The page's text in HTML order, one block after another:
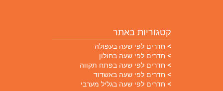
קטגוריות באתר
חדרים לפי שעה בעפולה
חדרים לפי שעה בחולון
חדרים לפי שעה בפתח תקווה
חדרים לפי שעה באשדוד
חדרים לפי שעה בגליל מערבי